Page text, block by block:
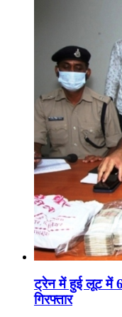
ट्रेन में हुई लूट में
गिरफ्तार